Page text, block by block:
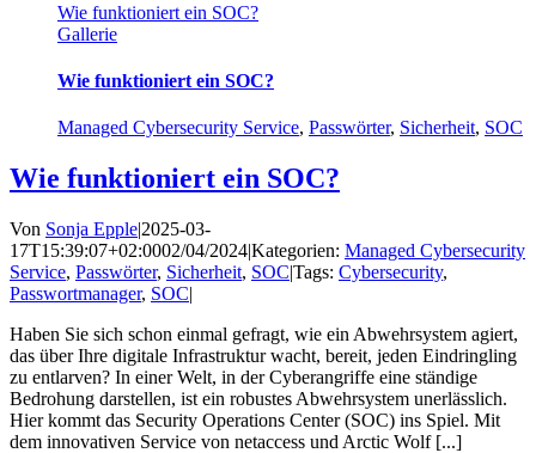
Wie funktioniert ein SOC?
Gallerie
Wie funktioniert ein SOC?
Managed Cybersecurity Service, Passwörter, Sicherheit, SOC
Wie funktioniert ein SOC?
Von Sonja Epple|2025-03-
17T15:39:07+02:0002/04/2024|Kategorien: Managed Cybersecurity
Service, Passwörter, Sicherheit, SOC|Tags: Cybersecurity,
Passwortmanager, SOC|
Haben Sie sich schon einmal gefragt, wie ein Abwehrsystem agiert,
das über Ihre digitale Infrastruktur wacht, bereit, jeden Eindringling
zu entlarven? In einer Welt, in der Cyberangriffe eine ständige
Bedrohung darstellen, ist ein robustes Abwehrsystem unerlässlich.
Hier kommt das Security Operations Center (SOC) ins Spiel. Mit
dem innovativen Service von netaccess und Arctic Wolf [...]